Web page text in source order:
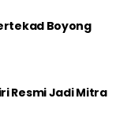
Boyong
Resmi Jadi Mitra